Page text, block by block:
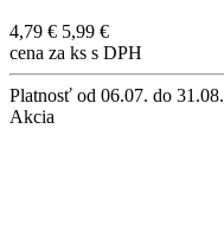
4,79 € 5,99 €
cena za ks s DPH
Platnosť od 06.07. do 31.08.
Akcia